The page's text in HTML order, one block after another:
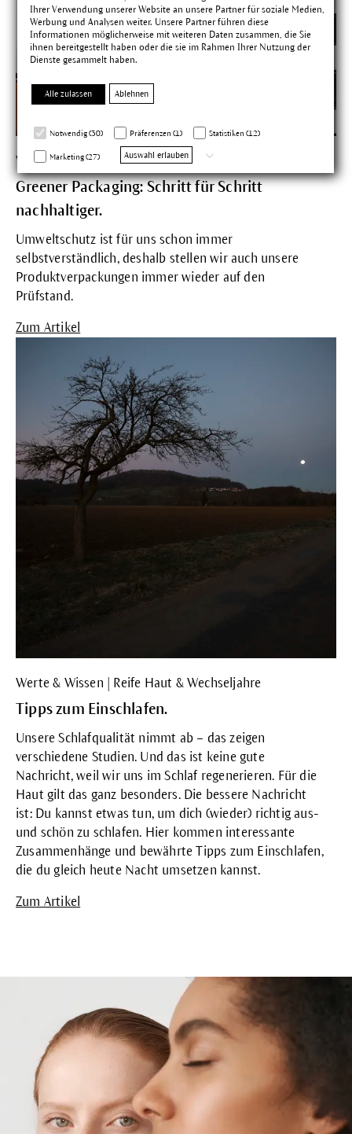
Ihrer Verwendung unserer Website an unsere Partner für soziale Medien,
Werbung und Analysen weiter. Unsere Partner führen diese
Informationen möglicherweise mit weiteren Daten zusammen, die Sie
ihnen bereitgestellt haben oder die sie im Rahmen Ihrer Nutzung der
Dienste gesammelt haben.
Alle zulassen Ablehnen
Notwendig (30) Präferenzen (1) Statistiken (12)
Marketing (27) Auswahl erlauben
Werte & Wissen
Greener Packaging: Schritt für Schritt
nachhaltiger.
Umweltschutz ist für uns schon immer
selbstverständlich, deshalb stellen wir auch unsere
Produktverpackungen immer wieder auf den
Prüfstand.
Zum Artikel
Werte & Wissen | Reife Haut & Wechseljahre
Tipps zum Einschlafen.
Unsere Schlafqualität nimmt ab – das zeigen
verschiedene Studien. Und das ist keine gute
Nachricht, weil wir uns im Schlaf regenerieren. Für die
Haut gilt das ganz besonders. Die bessere Nachricht
ist: Du kannst etwas tun, um dich (wieder) richtig aus-
und schön zu schlafen. Hier kommen interessante
Zusammenhänge und bewährte Tipps zum Einschlafen,
die du gleich heute Nacht umsetzen kannst.
Zum Artikel